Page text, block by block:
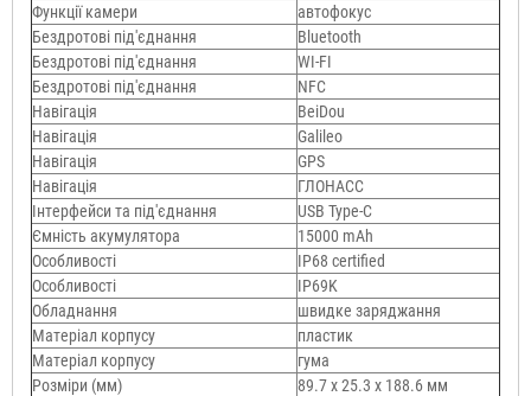
Функції камери
автофокус
Бездротові під'єднання
Bluetooth
Бездротові під'єднання
WI-FI
Бездротові під'єднання
NFC
Навігація
BeiDou
Навігація
Galileo
Навігація
GPS
Навігація
ГЛОНАСС
Інтерфейси та під'єднання
USB Type-C
Ємність акумулятора
15000 mAh
Особливості
IP68 certified
Особливості
IP69K
Обладнання
швидке заряджання
Матеріал корпусу
пластик
Матеріал корпусу
гума
Розміри (мм)
89.7 х 25.3 х 188.6 мм